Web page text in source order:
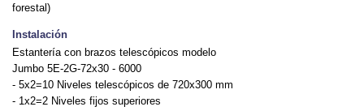
forestal)
Instalación
Estantería con brazos telescópicos modelo
Jumbo 5E-2G-72x30 - 6000
- 5x2=10 Niveles telescópicos de 720x300 mm
- 1x2=2 Niveles fijos superiores